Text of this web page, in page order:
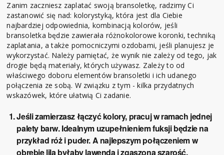
Zanim zaczniesz zaplatać swoją bransoletkę, radzimy Ci
zastanowić się nad: kolorystyką, która jest dla Ciebie
najbardziej odpowiednia, kombinacją kolorów, jeśli
bransoletka będzie zawierała różnokolorowe koronki, techniką
zaplatania, a także pomocniczymi ozdobami, jeśli planujesz je
wykorzystać. Należy pamiętać, że wynik nie zależy od tego, jak
drogie będą materiały, których używasz. Zależy to od
właściwego doboru elementów bransoletki i ich udanego
połączenia ze sobą. W związku z tym - kilka przydatnych
wskazówek, które ułatwią Ci zadanie.
Jeśli zamierzasz łączyć kolory, pracuj w ramach jednej
palety barw. Idealnym uzupełnieniem fuksji będzie na
przykład róż i puder. A najlepszym połączeniem w
obrębie lila byłaby lawenda i zgaszona szarość.